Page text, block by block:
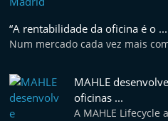
“A rentabilidade da oficina é o ...
Num mercado cada vez mais
MAHLE
oficinas ...
A MAHLE Lifecycle